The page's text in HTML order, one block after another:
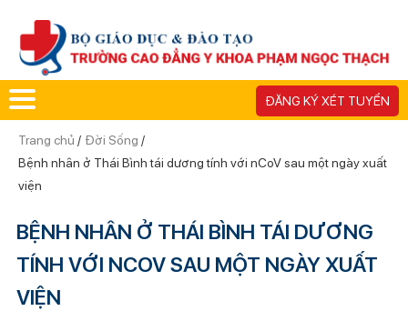
ĐĂNG KÝ XÉT TUYỂN
Trang chủ / Đời Sống /
Bệnh nhân ở Thái Bình tái dương tính với nCoV sau một ngày xuất
viện
BỆNH NHÂN Ở THÁI BÌNH TÁI DƯƠNG
TÍNH VỚI NCOV SAU MỘT NGÀY XUẤT
VIỆN